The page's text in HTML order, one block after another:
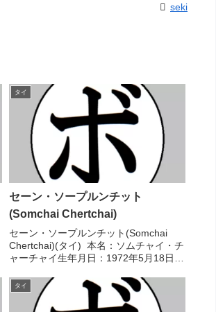
seki
タイ
セーン・ソープルンチット
(Somchai Chertchai)
セーン・ソープルンチット(Somchai
Chertchai)(タイ) 本名：ソムチャイ・チ
ャーチャイ生年月日：1972年5月18日国
【獲得タイトル】第33代WBA世界フラ
イ級王座 【戦...
タイ